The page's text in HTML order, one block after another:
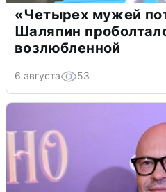
«Четырех мужей
Шаляпин
возлюбленной
6 августа 53